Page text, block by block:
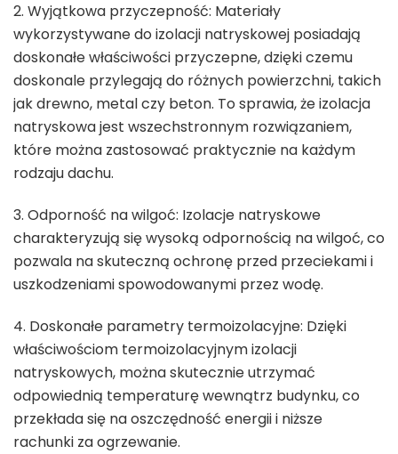
2. Wyjątkowa przyczepność: Materiały
wykorzystywane do izolacji natryskowej posiadają
doskonałe właściwości przyczepne, dzięki czemu
doskonale przylegają do różnych powierzchni, takich
jak drewno, metal czy beton. To sprawia, że izolacja
natryskowa jest wszechstronnym rozwiązaniem,
które można zastosować praktycznie na każdym
rodzaju dachu.
3. Odporność na wilgoć: Izolacje natryskowe
charakteryzują się wysoką odpornością na wilgoć, co
pozwala na skuteczną ochronę przed przeciekami i
uszkodzeniami spowodowanymi przez wodę.
4. Doskonałe parametry termoizolacyjne: Dzięki
właściwościom termoizolacyjnym izolacji
natryskowych, można skutecznie utrzymać
odpowiednią temperaturę wewnątrz budynku, co
przekłada się na oszczędność energii i niższe
rachunki za ogrzewanie.